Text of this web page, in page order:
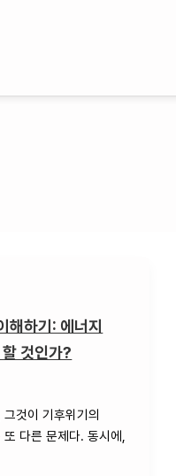
해하기: 에너지
것인가?
것이 기후위기의
다른 문제다. 동시에,